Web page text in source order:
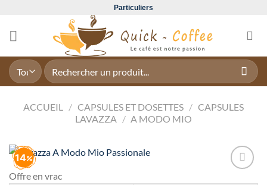
Particuliers
Recherche
pour :
ACCUEIL / CAPSULES ET DOSETTES / CAPSULES
LAVAZZA / A MODO MIO
14
Offre en vrac